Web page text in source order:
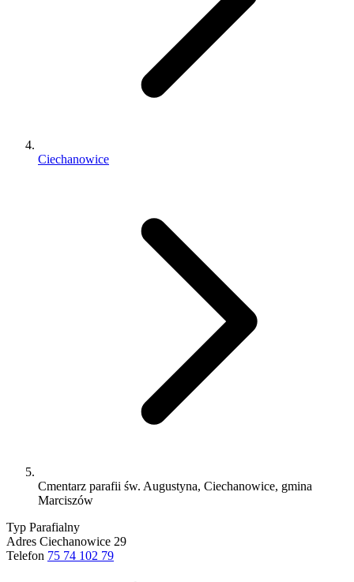
Ciechanowice
Cmentarz parafii św. Augustyna, Ciechanowice, gmina
Marciszów
Typ Parafialny
Adres Ciechanowice 29
Telefon 75 74 102 79